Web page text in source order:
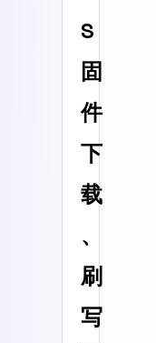
S
固
件
下
载
、
刷
写